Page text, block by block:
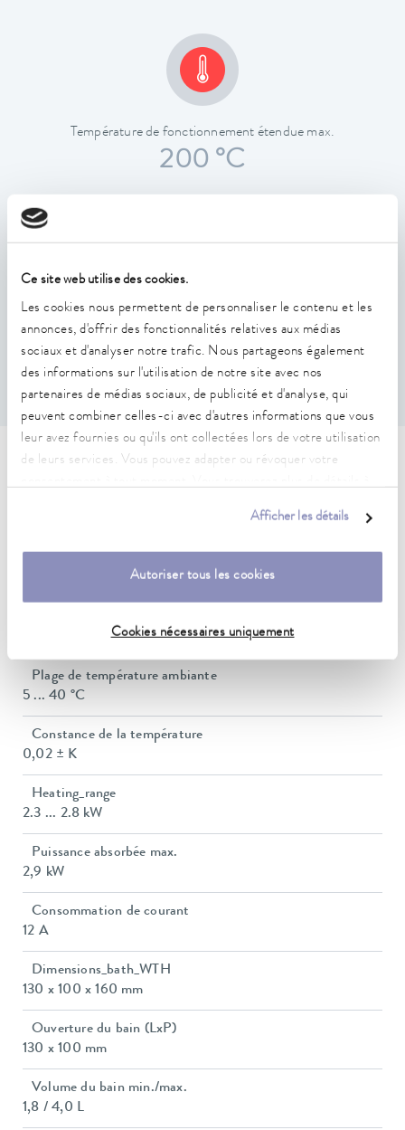
Ce site web utilise des cookies.
Les cookies nous permettent de personnaliser le contenu et les
annonces, d'offrir des fonctionnalités relatives aux médias
sociaux et d'analyser notre trafic. Nous partageons également
des informations sur l'utilisation de notre site avec nos
partenaires de médias sociaux, de publicité et d'analyse, qui
peuvent combiner celles-ci avec d'autres informations que vous
leur avez fournies ou qu'ils ont collectées lors de votre utilisation
de leurs services. Vous pouvez adapter ou révoquer votre
Afficher les détails
Autoriser tous les cookies
Cookies nécessaires uniquement
Température de fonctionnement étendue max.
200 °C
Constance de la température
0,02 ± K
Caractéristiques techniques
Plage de température ambiante
5 ... 40 °C
Constance de la température
0,02 ± K
Heating_range
2.3 ... 2.8 kW
Puissance absorbée max.
2,9 kW
Consommation de courant
12 A
Dimensions_bath_WTH
130 x 100 x 160 mm
Ouverture du bain (LxP)
130 x 100 mm
Volume du bain min./max.
1,8 / 4,0 L